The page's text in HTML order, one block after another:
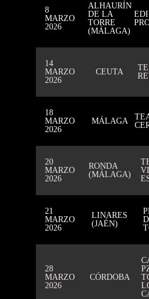
8
MARZO
2026
ALHAURÍN
DE LA
TORRE
(MÁLAGA)
14
MARZO
2026
CEUTA
18
MARZO
2026
MÁLAGA
20
MARZO
2026
RONDA
(MÁLAGA)
21
MARZO
2026
LINARES
(JAÉN)
28
MARZO
2026
CÓRDOBA